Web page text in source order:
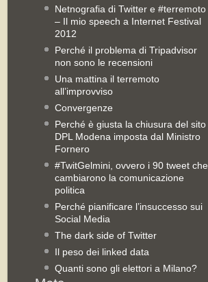
Netnografia di Twitter e #terremoto
– Il mio speech a Internet Festival
2012
Perché il problema di Tripadvisor
non sono le recensioni
Una mattina il terremoto
all’improvviso
Convergenze
Perché è giusta la chiusura del sito
DPL Modena imposta dal Ministro
Fornero
#TwitGelmini, ovvero i 90 tweet che
cambiarono la comunicazione
politica
Perché pianificare l’insuccesso sui
Social Media
The dark side of Twitter
Il peso dei linked data
Quanti sono gli elettori a Milano?